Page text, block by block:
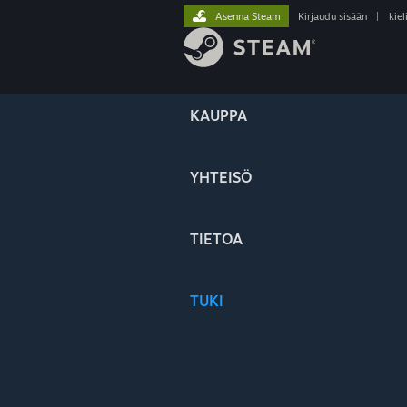
KAUPPA
YHTEISÖ
TIETOA
TUKI
Asenna Steam Kirjaudu sisään kieli